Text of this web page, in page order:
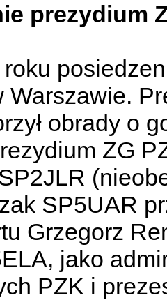
prezydium
Warszawie.
obrady o
ZG
SP5UAR
Grzegorz
jako
PZK i